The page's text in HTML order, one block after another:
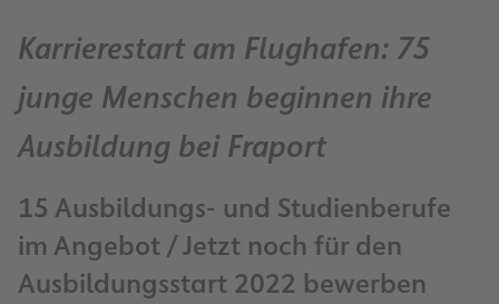
Karrierestart am Flughafen: 75
junge Menschen beginnen ihre
Ausbildung bei Fraport
15 Ausbildungs- und Studienberufe
im Angebot / Jetzt noch für den
Ausbildungsstart 2022 bewerben